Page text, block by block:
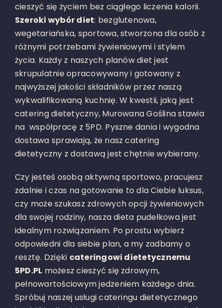
cieszyć się życiem bez ciągłego liczenia kalorii.
Szeroki wybór diet: bezglutenowa,
wegetariańska, sportowa, stworzona dla osób z
różnymi potrzebami żywieniowymi i stylem
życia. Każdy z naszych planów diet jest
skrupulatnie opracowywany i gotowany z
najwyższej jakości składników przez naszą
wykwalifikowaną kuchnię. W kwestii, jaką jest
catering dietetyczny, Murowana Goślina stawia
na współpracę z 5PD. Pyszne dania i wygodna
dostawa sprawiają, że nasz catering
dietetyczny z dostawą jest chętnie wybierany.
Czy jesteś osobą aktywną sportowo, pracujesz
zdalnie i czas na gotowanie to dla Ciebie luksus,
czy może szukasz zdrowych opcji żywieniowych
dla swojej rodziny, nasza dieta pudełkowa jest
idealnym rozwiązaniem. Po prostu wybierz
odpowiedni dla siebie plan, a my zadbamy o
resztę. Dzięki cateringowi dietetycznemu
5PD.PL możesz cieszyć się zdrowym,
pełnowartościowym jedzeniem każdego dnia.
Spróbuj naszej usługi cateringu dietetycznego